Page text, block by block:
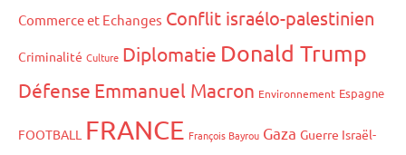
Commerce et Echanges Conflit israélo-palestinien
Criminalité Culture Diplomatie Donald Trump
Défense Emmanuel Macron Environnement Espagne
FOOTBALL FRANCE François Bayrou Gaza Guerre Israël-